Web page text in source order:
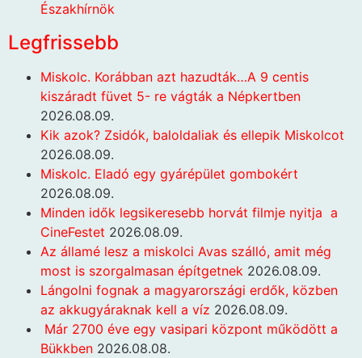
Északhírnök
Legfrissebb
Miskolc. Korábban azt hazudták…A 9 centis
kiszáradt füvet 5- re vágták a Népkertben
2026.08.09.
Kik azok? Zsidók, baloldaliak és ellepik Miskolcot
2026.08.09.
Miskolc. Eladó egy gyárépület gombokért
2026.08.09.
Minden idők legsikeresebb horvát filmje nyitja a
CineFestet 2026.08.09.
Az államé lesz a miskolci Avas szálló, amit még
most is szorgalmasan építgetnek 2026.08.09.
Lángolni fognak a magyarországi erdők, közben
az akkugyáraknak kell a víz 2026.08.09.
Már 2700 éve egy vasipari központ működött a
Bükkben 2026.08.08.